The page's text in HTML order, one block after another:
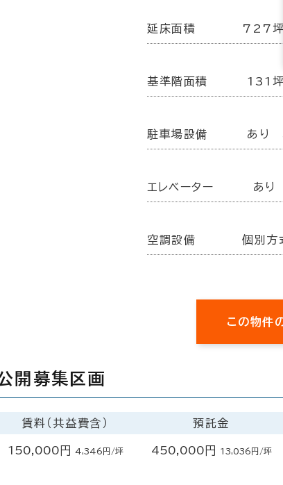
延床面積 727坪
基準階面積 131坪
駐車場設備 あり
エレベーター あ
空調設備 個別方
この物件
開募集区画
賃料（共益費含） 預託金
150,000円 4,346円/坪 450,000円 13,036円/坪